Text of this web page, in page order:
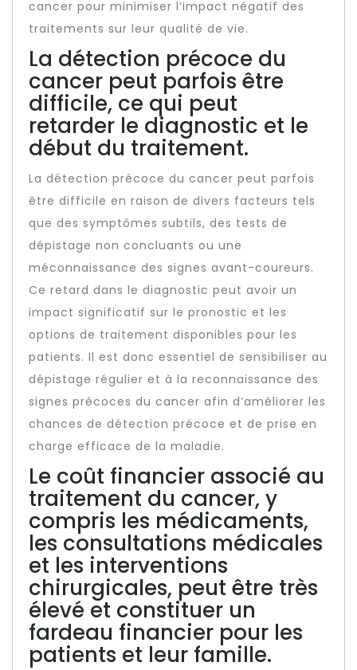
cancer pour minimiser l’impact négatif des
traitements sur leur qualité de vie.
La détection précoce du
cancer peut parfois être
difficile, ce qui peut
retarder le diagnostic et le
début du traitement.
La détection précoce du cancer peut parfois
être difficile en raison de divers facteurs tels
que des symptômes subtils, des tests de
dépistage non concluants ou une
méconnaissance des signes avant-coureurs.
Ce retard dans le diagnostic peut avoir un
impact significatif sur le pronostic et les
options de traitement disponibles pour les
patients. Il est donc essentiel de sensibiliser au
dépistage régulier et à la reconnaissance des
signes précoces du cancer afin d’améliorer les
chances de détection précoce et de prise en
charge efficace de la maladie.
Le coût financier associé au
traitement du cancer, y
compris les médicaments,
les consultations médicales
et les interventions
chirurgicales, peut être très
élevé et constituer un
fardeau financier pour les
patients et leur famille.